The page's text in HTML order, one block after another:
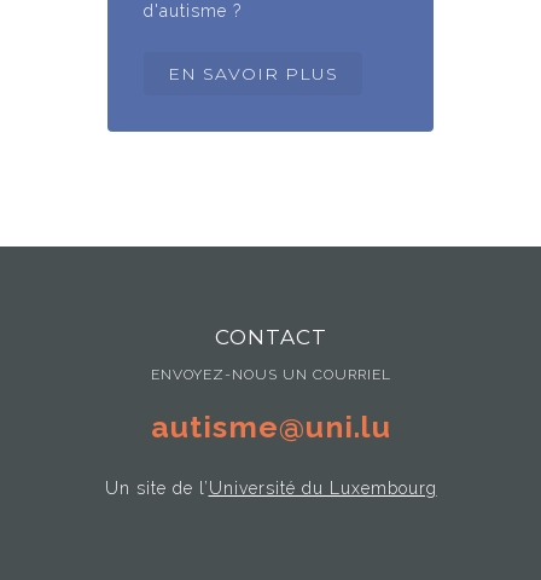
d'autisme ?
EN SAVOIR PLUS
CONTACT
ENVOYEZ-NOUS UN COURRIEL
autisme@uni.lu
Un site de l’Université du Luxembourg